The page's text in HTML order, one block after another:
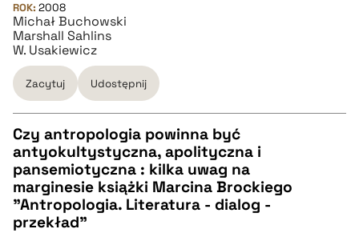
BIBTEX
pobierz cytat
ROK: 2008
Michał Buchowski
Marshall Sahlins
W. Usakiewicz
Zacytuj Udostępnij
CZYSTY TEKST
pobierz cytat
Czy antropologia powinna być
antyokultystyczna, apolityczna i
pansemiotyczna : kilka uwag na
marginesie książki Marcina Brockiego
"Antropologia. Literatura - dialog -
przekład"